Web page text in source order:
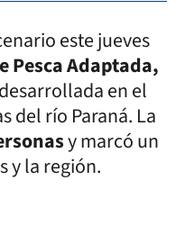
este jueves
Pesca Adaptada,
en el
del río Paraná. La
y marcó un
y la región.